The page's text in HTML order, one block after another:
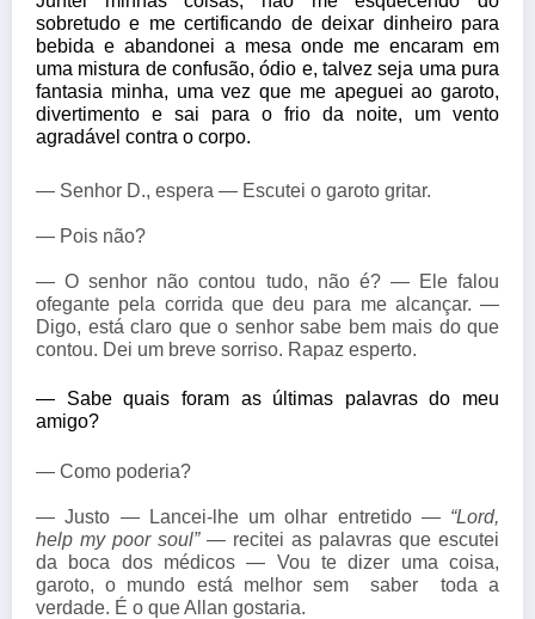
sobretudo e me certificando de deixar dinheiro para
bebida e abandonei a mesa onde me encaram em
uma mistura de confusão, ódio e, talvez seja uma pura
fantasia minha, uma vez que me apeguei ao garoto,
divertimento e sai para o frio da noite, um vento
agradável contra o corpo.
— Senhor D., espera — Escutei o garoto gritar.
— Pois não?
— O senhor não contou tudo, não é? — Ele falou
ofegante pela corrida que deu para me alcançar. —
Digo, está claro que o senhor sabe bem mais do que
contou. Dei um breve sorriso. Rapaz esperto.
— Sabe quais foram as últimas palavras do meu
amigo?
— Como poderia?
— Justo — Lancei-lhe um olhar entretido — “Lord,
help my poor soul” — recitei as palavras que escutei
da boca dos médicos — Vou te dizer uma coisa,
garoto, o mundo está melhor sem saber toda a
verdade. É o que Allan gostaria.